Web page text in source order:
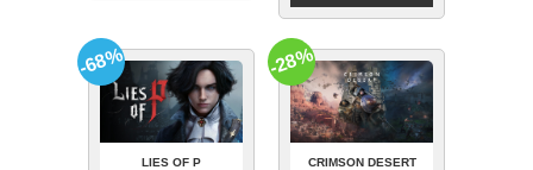
LIES OF P
-68%
CRIMSON DESERT
-28%